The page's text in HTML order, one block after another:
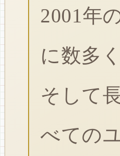
2001年
に数多
そして
べての